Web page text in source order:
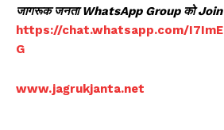
जागरूक जनता WhatsApp Group को
https://chat.whatsapp.com/
G
www.jagrukjanta.net